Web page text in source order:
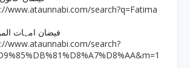
www.ataunnabi.com/search?q=Fatima
�� فیضان امہات
www.ataunnabi.com/search?